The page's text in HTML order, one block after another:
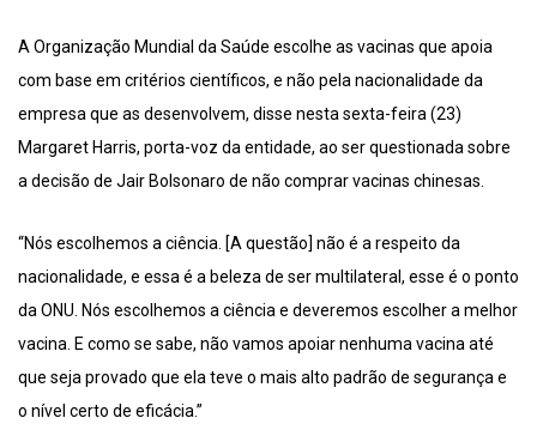
A Organização Mundial da Saúde escolhe as vacinas que apoia
com base em critérios científicos, e não pela nacionalidade da
empresa que as desenvolvem, disse nesta sexta-feira (23)
Margaret Harris, porta-voz da entidade, ao ser questionada sobre
a decisão de Jair Bolsonaro de não comprar vacinas chinesas.
“Nós escolhemos a ciência. [A questão] não é a respeito da
nacionalidade, e essa é a beleza de ser multilateral, esse é o ponto
da ONU. Nós escolhemos a ciência e deveremos escolher a melhor
vacina. E como se sabe, não vamos apoiar nenhuma vacina até
que seja provado que ela teve o mais alto padrão de segurança e
o nível certo de eficácia.”